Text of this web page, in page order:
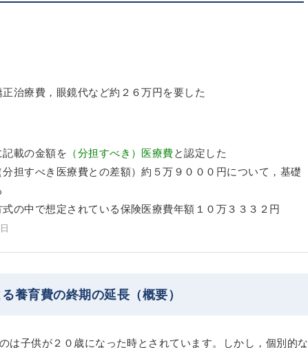
治療費，眼鏡代など約２６万円を要した
載の金額を （分担すべき）医療費と認定した
担すべき医療費との差額）約５万９０００円について，基礎
式の中で想定されている保険医療費年額１０万３３３２円
養育費の終期の延長（概要）
は子供が２０歳になった時とされています。しかし，個別的な